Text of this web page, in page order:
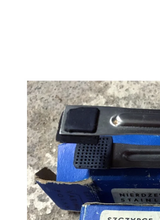
HLEDAT
Doporučujeme
NÁSTĚNÁ STROPNÍ KONZOLE 6900KS